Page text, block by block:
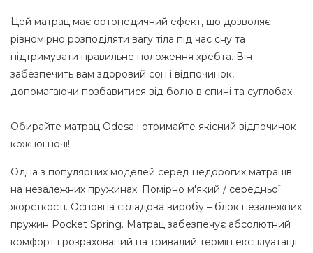
Цей матрац має ортопедичний ефект, що дозволяє
рівномірно розподіляти вагу тіла під час сну та
підтримувати правильне положення хребта. Він
забезпечить вам здоровий сон і відпочинок,
допомагаючи позбавитися від болю в спині та суглобах.
Обирайте матрац Odesa і отримайте якісний відпочинок
кожної ночі!
Одна з популярних моделей серед недорогих матраців
на незалежних пружинах. Помірно м'який / середньої
жорсткості. Основна складова виробу – блок незалежних
пружин Pocket Spring. Матрац забезпечує абсолютний
комфорт і розрахований на тривалий термін експлуатації.